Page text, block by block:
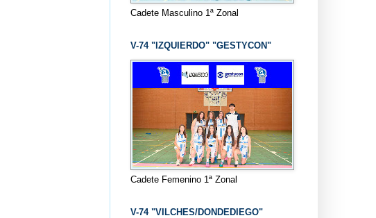
Cadete Masculino 1ª Zonal
V-74 "IZQUIERDO" "GESTYCON"
Cadete Femenino 1ª Zonal
V-74 "VILCHES/DONDEDIEGO"